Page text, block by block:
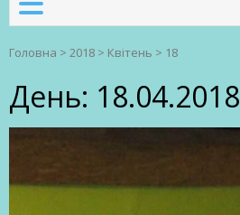
Головна > 2018 > Квітень > 18
День: 18.04.2018